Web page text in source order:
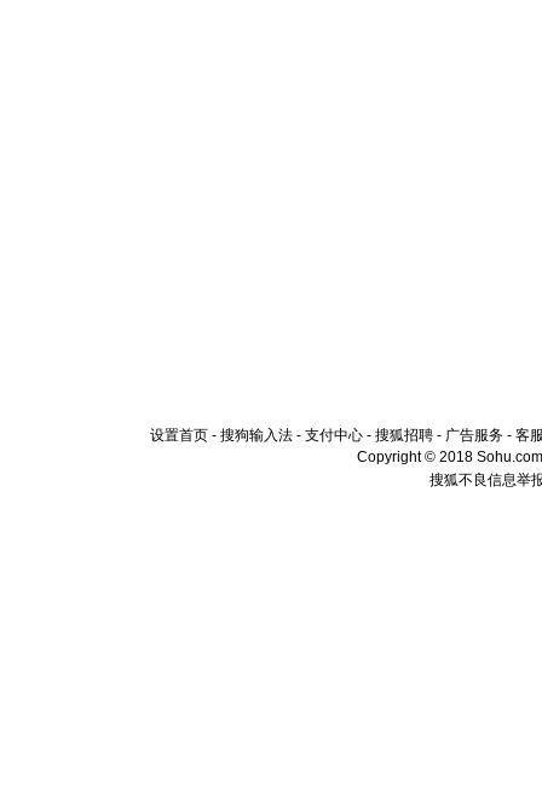
设置首页 - 搜狗输入法 - 支付中心 - 搜狐招聘 - 广告服务 - 客
Copyright © 2018
搜狐不良信息举